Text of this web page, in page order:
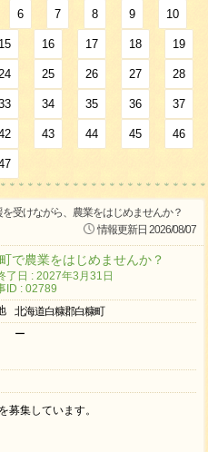
6 7 8 9 10
15 16 17 18 19
25 26 27 28
34 35 36 37
43 44 45 46
受けながら、農業をはじめませんか？
情報更新日 2026/08/07
で農業をはじめませんか？
了日 : 2027年3月31日
ID : 02789
北海道白糠郡白糠町
ー
募集しています。